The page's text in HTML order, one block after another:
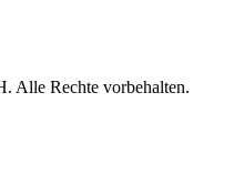
Alle Rechte vorbehalten.